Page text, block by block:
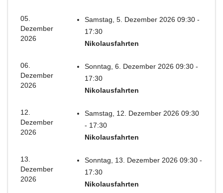
05.
Dezember
2026
Samstag, 5. Dezember 2026 09:30 -
17:30
Nikolausfahrten
06.
Dezember
2026
Sonntag, 6. Dezember 2026 09:30 -
17:30
Nikolausfahrten
12.
Dezember
2026
Samstag, 12. Dezember 2026 09:30
- 17:30
Nikolausfahrten
13.
Dezember
2026
Sonntag, 13. Dezember 2026 09:30 -
17:30
Nikolausfahrten